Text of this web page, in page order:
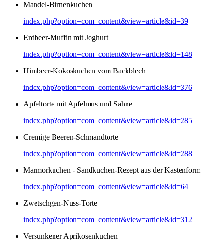
Mandel-Birnenkuchen
index.php?option=com_content&view=article&id=39
Erdbeer-Muffin mit Joghurt
index.php?option=com_content&view=article&id=148
Himbeer-Kokoskuchen vom Backblech
index.php?option=com_content&view=article&id=376
Apfeltorte mit Apfelmus und Sahne
index.php?option=com_content&view=article&id=285
Cremige Beeren-Schmandtorte
index.php?option=com_content&view=article&id=288
Marmorkuchen - Sandkuchen-Rezept aus der Kastenform
index.php?option=com_content&view=article&id=64
Zwetschgen-Nuss-Torte
index.php?option=com_content&view=article&id=312
Versunkener Aprikosenkuchen